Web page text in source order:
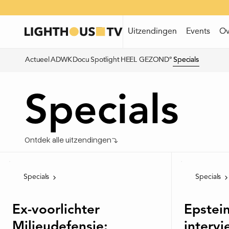
Uitzendingen
Uitzendingen Events
Events
Actueel
Actueel ADWK
ADWK Docu
Docu Spotlight
Spotlight HEEL GEZOND°
HEEL GEZOND° Specials
Specials
Specials
Ontdek alle uitzendingen
Specials
Ex-voorlichter
Specials